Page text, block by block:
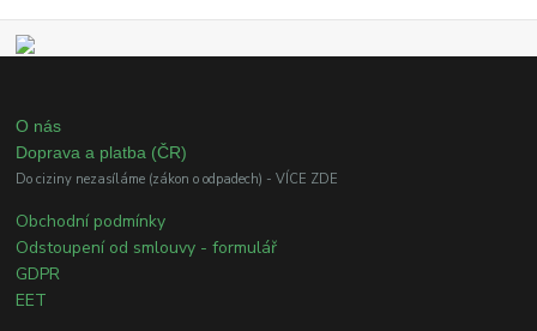
O nás
Doprava a platba (ČR)
Do ciziny nezasíláme (zákon o odpadech) - VÍCE ZDE
Obchodní podmínky
Odstoupení od smlouvy - formulář
GDPR
EET